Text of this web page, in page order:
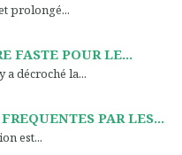
prolongé...
FASTE POUR LE...
a décroché la...
PAR LES...
est...